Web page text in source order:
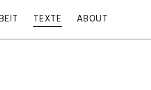
TEXTE ABOUT